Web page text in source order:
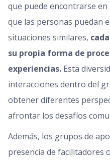
que puede encontrarse en
que las personas puedan
situaciones similares,
su propia forma de
experiencias. Esta
interacciones dentro del
obtener diferentes
afrontar los desafíos
Además, los grupos de
presencia de facilitadores